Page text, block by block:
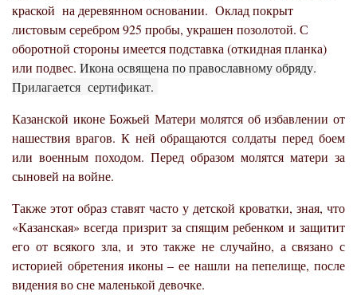
краской на деревянном основании. Оклад покрыт
листовым серебром 925 пробы, украшен позолотой. С
оборотной стороны имеется подставка (откидная планка)
или подвес. Икона освящена по православному обряду.
Прилагается сертификат.
Казанской иконе Божьей Матери молятся об избавлении от
нашествия врагов. К ней обращаются солдаты перед боем
или военным походом. Перед образом молятся матери за
сыновей на войне.
Также этот образ ставят часто у детской кроватки, зная, что
«Казанская» всегда призрит за спящим ребенком и защитит
его от всякого зла, и это также не случайно, а связано с
историей обретения иконы – ее нашли на пепелище, после
видения во сне маленькой девочке.